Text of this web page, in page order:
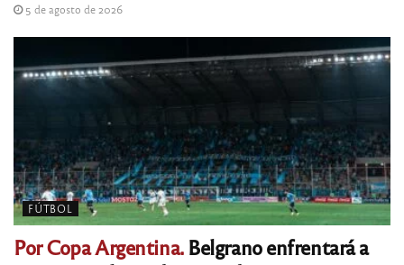
5 de agosto de 2026
FÚTBOL
Por Copa Argentina.Belgrano enfrentará a